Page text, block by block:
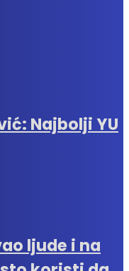
Najbolji YU
ljude i na